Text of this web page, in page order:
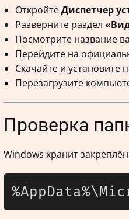
ОткройтеДиспетчер
Разверните раздел
Посмотрите название
Перейдите на
Скачайте и
Перезагрузите
Проверка
Windows хранит